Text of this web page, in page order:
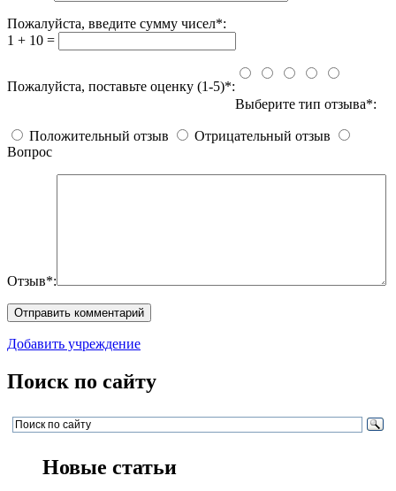
Пожалуйста, введите сумму чисел*:
1 + 10 =
Пожалуйста, поставьте оценку (1-5)*:
Выберите тип отзыва*:
Положительный отзыв
Отрицательный отзыв
Вопрос
Отзыв*:
Добавить учреждение
Поиск по сайту
Новые статьи